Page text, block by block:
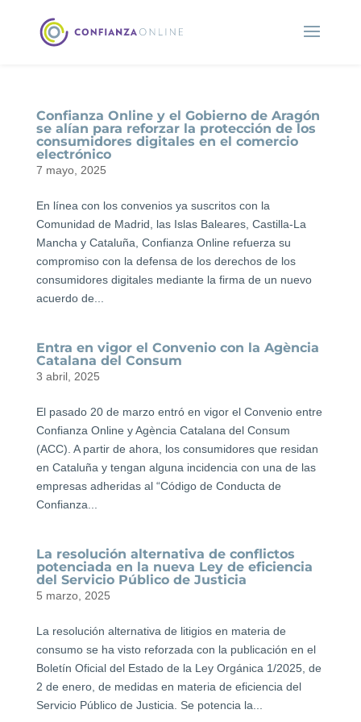
Confianza Online y el Gobierno de Aragón
se alían para reforzar la protección de los
consumidores digitales en el comercio
electrónico
7 mayo, 2025
En línea con los convenios ya suscritos con la
Comunidad de Madrid, las Islas Baleares, Castilla-La
Mancha y Cataluña, Confianza Online refuerza su
compromiso con la defensa de los derechos de los
consumidores digitales mediante la firma de un nuevo
acuerdo de...
Entra en vigor el Convenio con la Agència
Catalana del Consum
3 abril, 2025
El pasado 20 de marzo entró en vigor el Convenio entre
Confianza Online y Agència Catalana del Consum
(ACC). A partir de ahora, los consumidores que residan
en Cataluña y tengan alguna incidencia con una de las
empresas adheridas al “Código de Conducta de
Confianza...
La resolución alternativa de conflictos
potenciada en la nueva Ley de eficiencia
del Servicio Público de Justicia
5 marzo, 2025
La resolución alternativa de litigios en materia de
consumo se ha visto reforzada con la publicación en el
Boletín Oficial del Estado de la Ley Orgánica 1/2025, de
2 de enero, de medidas en materia de eficiencia del
Servicio Público de Justicia. Se potencia la...